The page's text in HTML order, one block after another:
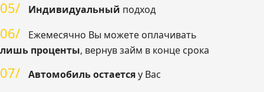
05/ Индивидуальный подход
06/
Ежемесячно Вы можете оплачивать
лишь проценты, вернув займ в конце срока
07/ Автомобиль остаетсяу Вас